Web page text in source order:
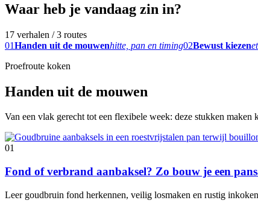
Waar heb je vandaag zin in?
17 verhalen / 3 routes
01Handen uit de mouwenhitte, pan en timing02Bewust kiezen
Proefroute koken
Handen uit de mouwen
Van een vlak gerecht tot een flexibele week: deze stukken maken
01
Fond of verbrand aanbaksel? Zo bouw je een
Leer goudbruin fond herkennen, veilig losmaken en rustig